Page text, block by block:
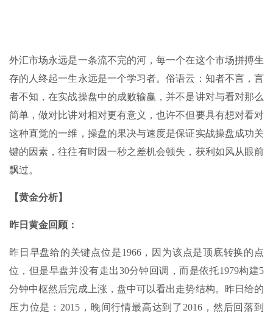
外汇市场永远是一条流不完的河，每一个在这个市场拼搏生
存的人终起一生永远是一个学习者。俗语云：知者不言，言
者不知，在实战操盘中的成败输赢，并不是讲对与看对那么
简单，做对比讲对相对更有意义，也许不但要具有想对看对
这种直觉的一维，操盘的果决与速度是保证实战操盘成功关
键的因素，往往有时因一秒之差机会顿失，获利如风从眼前
飘过。
【黄金分析】
昨日黄金回顾：
昨日早盘给的关键点位是1966，因为该点是顶底转换的点
位，但是早盘并没有走出30分钟回调，而是依托1979构建5
分钟中枢然后完成上涨，盘中可以看出走势结构。昨日给的
压力位是：2015，晚间行情最高达到了2016，然后回落到